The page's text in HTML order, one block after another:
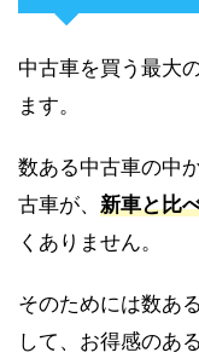
中古車を買う最大
ます。
数ある中古車の中
古車が、 新車と比
くありません。
そのためには数あ
して、お得感のあ